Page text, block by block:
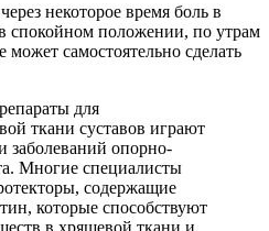
некоторое время боль в
в спокойном положении, по утрам
может самостоятельно сделать
для
ткани суставов играют
заболеваний опорно-
Многие специалисты
содержащие
которые способствуют
в хрящевой ткани и